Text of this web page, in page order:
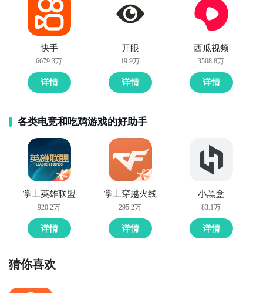
快手
6679.3万
详情
开眼
19.9万
详情
西瓜视频
3508.8万
详情
各类电竞和吃鸡游戏的好助手
掌上英雄联盟
920.2万
详情
掌上穿越火线
295.2万
详情
小黑盒
83.1万
详情
猜你喜欢